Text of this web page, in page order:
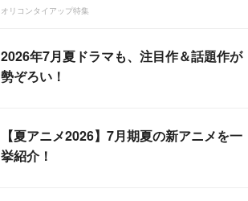
オリコンタイアップ特集
2026年7月夏ドラマも、注目作＆話題作が
勢ぞろい！
【夏アニメ2026】7月期夏の新アニメを一
挙紹介！